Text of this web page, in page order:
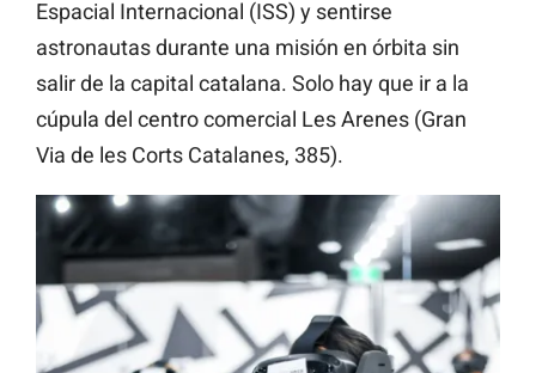
Espacial Internacional (ISS) y sentirse
astronautas durante una misión en órbita sin
salir de la capital catalana. Solo hay que ir a la
cúpula del centro comercial Les Arenes (Gran
Via de les Corts Catalanes, 385).